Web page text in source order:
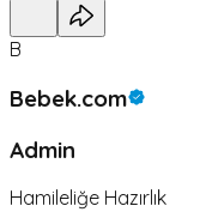
B
Bebek.com
Admin
Hamileliğe Hazırlık